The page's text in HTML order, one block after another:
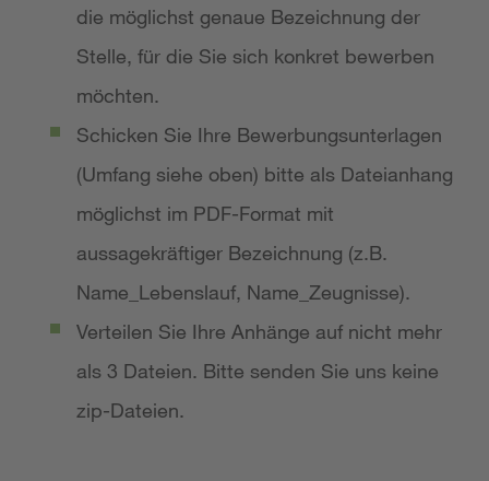
die möglichst genaue Bezeichnung der
Stelle, für die Sie sich konkret bewerben
möchten.
Schicken Sie Ihre Bewerbungsunterlagen
(Umfang siehe oben) bitte als Dateianhang
möglichst im PDF-Format mit
aussagekräftiger Bezeichnung (z.B.
Name_Lebenslauf, Name_Zeugnisse).
Verteilen Sie Ihre Anhänge auf nicht mehr
als 3 Dateien. Bitte senden Sie uns keine
zip-Dateien.